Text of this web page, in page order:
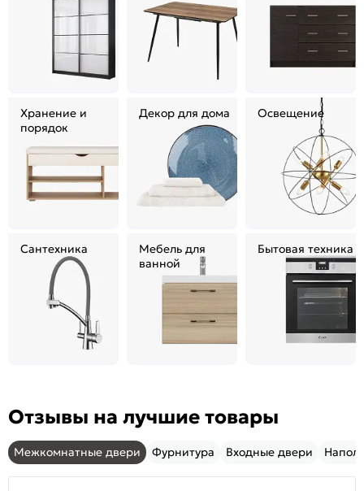
Хранение и
порядок
Декор для дома Освещение
Сантехника
Мебель для
ванной
Бытовая техника
Отзывы на лучшие товары
Межкомнатные двери Фурнитура Входные двери